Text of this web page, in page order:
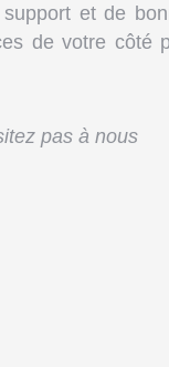
et de
de votre côté
pas à nous